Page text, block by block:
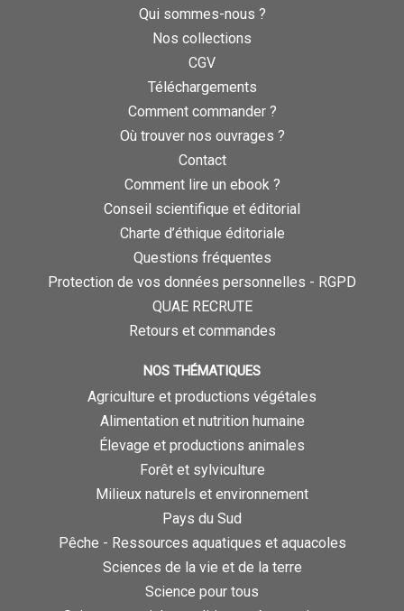
Qui sommes-nous ?
Nos collections
CGV
Téléchargements
Comment commander ?
Où trouver nos ouvrages ?
Contact
Comment lire un ebook ?
Conseil scientifique et éditorial
Charte d’éthique éditoriale
Questions fréquentes
Protection de vos données personnelles - RGPD
QUAE RECRUTE
Retours et commandes
NOS THÉMATIQUES
Agriculture et productions végétales
Alimentation et nutrition humaine
Élevage et productions animales
Forêt et sylviculture
Milieux naturels et environnement
Pays du Sud
Pêche - Ressources aquatiques et aquacoles
Sciences de la vie et de la terre
Science pour tous